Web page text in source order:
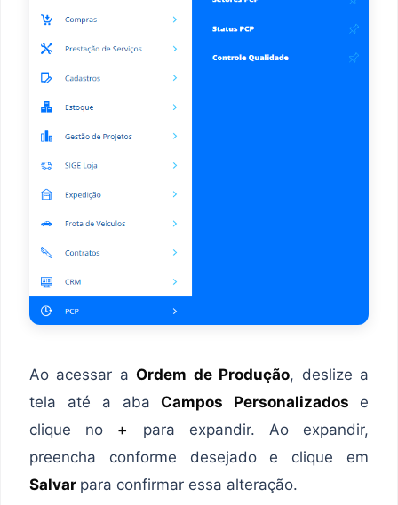
Ao acessar aOrdem de Produção, deslize a
tela até a abaCampos Personalizados e
clique no +
para expandir. Ao expandir,
preencha conforme desejado e clique em
Salvar para confirmar essa alteração.